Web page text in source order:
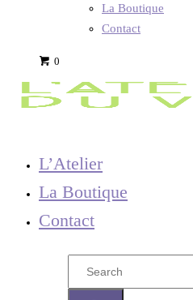
La Boutique
Contact
0
L’Atelier
La Boutique
Contact